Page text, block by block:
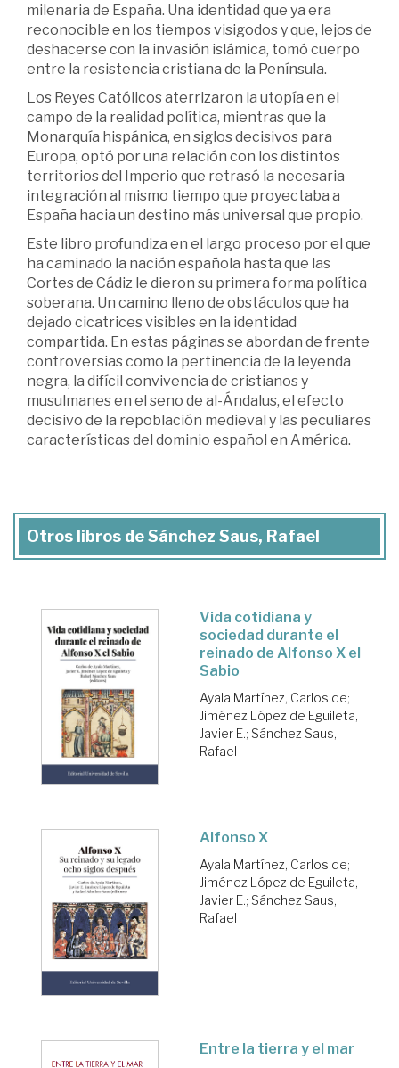
milenaria de España. Una identidad que ya era
reconocible en los tiempos visigodos y que, lejos de
deshacerse con la invasión islámica, tomó cuerpo
entre la resistencia cristiana de la Península.
Los Reyes Católicos aterrizaron la utopía en el
campo de la realidad política, mientras que la
Monarquía hispánica, en siglos decisivos para
Europa, optó por una relación con los distintos
territorios del Imperio que retrasó la necesaria
integración al mismo tiempo que proyectaba a
España hacia un destino más universal que propio.
Este libro profundiza en el largo proceso por el que
ha caminado la nación española hasta que las
Cortes de Cádiz le dieron su primera forma política
soberana. Un camino lleno de obstáculos que ha
dejado cicatrices visibles en la identidad
compartida. En estas páginas se abordan de frente
controversias como la pertinencia de la leyenda
negra, la difícil convivencia de cristianos y
musulmanes en el seno de al-Ándalus, el efecto
decisivo de la repoblación medieval y las peculiares
características del dominio español en América.
Otros libros de Sánchez Saus, Rafael
Vida cotidiana y
sociedad durante el
reinado de Alfonso X el
Sabio
Ayala Martínez, Carlos de;
Jiménez López de Eguileta,
Javier E.; Sánchez Saus,
Rafael
Alfonso X
Ayala Martínez, Carlos de;
Jiménez López de Eguileta,
Javier E.; Sánchez Saus,
Rafael
Entre la tierra y el mar